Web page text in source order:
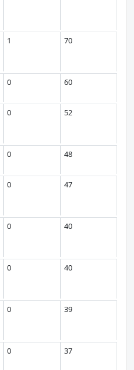
1 70
0 60
0 52
0 48
0 47
0 40
0 40
0 39
0 37